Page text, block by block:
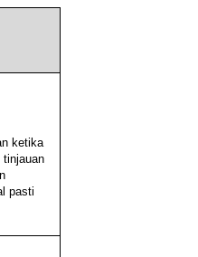
ketika
tinjauan
pasti